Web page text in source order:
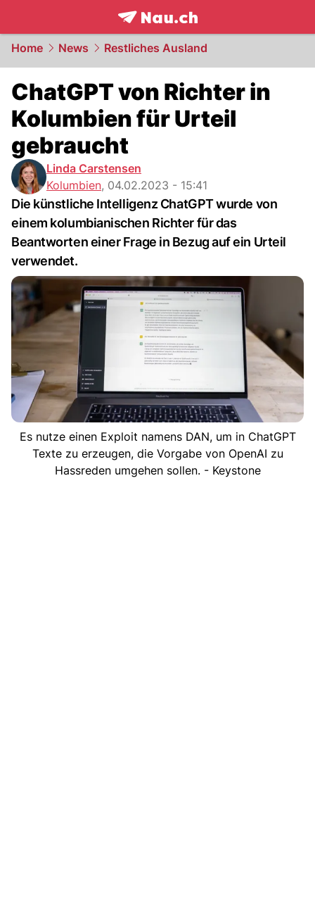
frontpage.NAU.ch
Home News Restliches Ausland
ChatGPT von Richter in
Kolumbien für Urteil
gebraucht
Linda Carstensen
Kolumbien, 04.02.2023 - 15:41
Die künstliche Intelligenz ChatGPT wurde von
einem kolumbianischen Richter für das
Beantworten einer Frage in Bezug auf ein Urteil
verwendet.
Es nutze einen Exploit namens DAN, um in ChatGPT
Texte zu erzeugen, die Vorgabe von OpenAI zu
Hassreden umgehen sollen. - Keystone